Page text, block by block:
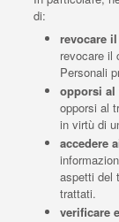
di:
revocare
revocare il
Personali
opporsi al
opporsi al
in virtù di
accedere
aspetti del
trattati.
verificare